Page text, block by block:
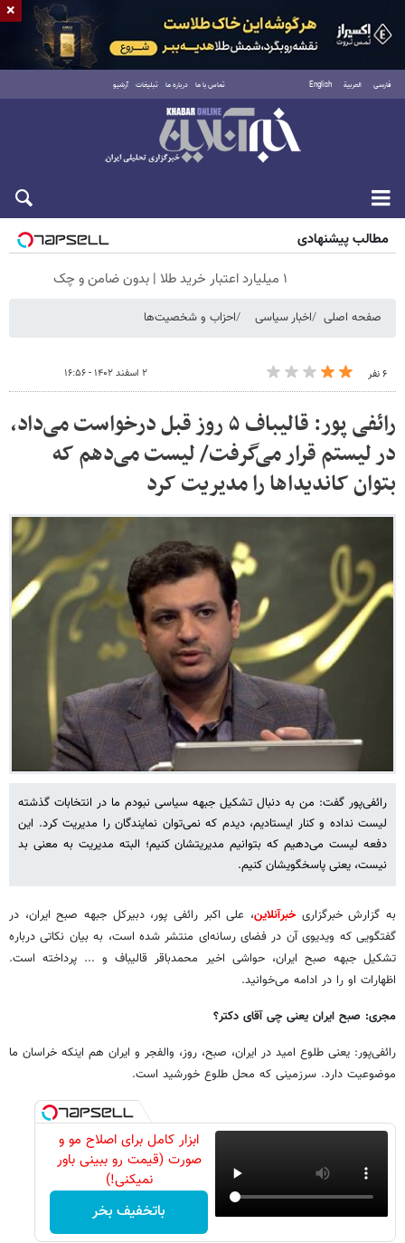
فارسی العربية English تماس با ما درباره ما تبلیغات آرشیو
شنبه ۱۷ مرداد ۱۴۰۵
مطالب پیشنهادی
۱ میلیارد اعتبار خرید طلا | بدون ضامن و چک
صفحه اصلی اخبار سیاسی احزاب و شخصیت‌ها
۶ نفر ۲ اسفند ۱۴۰۲ - ۱۶:۵۶
رائفی پور: قالیباف ۵ روز قبل درخواست می‌داد،
در لیستم قرار می‌گرفت/ لیست می‌دهم که
بتوان کاندیداها را مدیریت کرد
رائفی‌پور گفت: من به دنبال تشکیل جبهه سیاسی نبودم ما در انتخابات گذشته
لیست نداده و کنار ایستادیم، دیدم که نمی‌توان نمایندگان را مدیریت کرد. این
دفعه لیست می‌دهیم که بتوانیم مدیریتشان کنیم؛ البته مدیریت به معنی بد
نیست، یعنی پاسخگویشان کنیم.
به گزارش خبرگزاریخبرآنلاین، علی اکبر رائفی پور، دبیرکل جبهه صبح ایران، در
گفتگویی که ویدیوی آن در فضای رسانه‌ای منتشر شده است، به بیان نکاتی درباره
تشکیل جبهه صبح ایران، حواشی اخیر محمدباقر قالیباف و ... پرداخته است.
اظهارات او را در ادامه می‌خوانید.
مجری: صبح ایران یعنی چی آقای دکتر؟
رائفی‌پور: یعنی طلوع امید در ایران، صبح، روز، والفجر و ایران هم اینکه خراسان ما
موضوعیت دارد. سرزمینی که محل طلوع خورشید است.
ابزار کامل برای اصلاح مو و
صورت (قیمت رو ببینی باور
نمیکنی!)
باتخفیف بخر
×